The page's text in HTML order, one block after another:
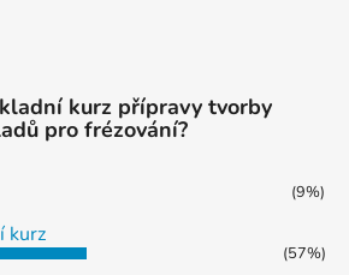
kurz přípravy tvorby
pro frézování?
(9%)
kurz
(57%)